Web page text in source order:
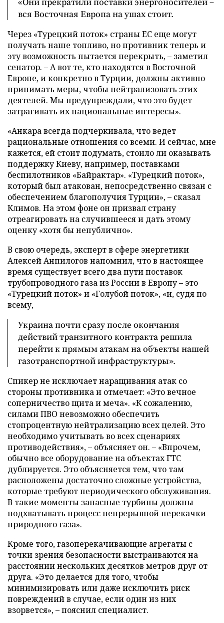
вся Восточная Европа на ушах стоит.
Через «Турецкий поток» страны ЕС еще могут
получать наше топливо, но противник теперь и
эту возможность пытается перекрыть, – заметил
сенатор. – А вот те, кто находятся в Восточной
Европе, и конкретно в Турции, должны активно
принимать меры, чтобы нейтрализовать этих
деятелей. Мы предупреждали, что это будет
затрагивать их национальные интересы».
«Анкара всегда подчеркивала, что ведет
рациональные отношения со всеми. И сейчас, мне
кажется, ей стоит подумать, стоило ли оказывать
поддержку Киеву, например, поставками
беспилотников «Байрактар». «Турецкий поток»,
который был атакован, непосредственно связан с
обеспечением благополучия Турции», – сказал
Климов. На этом фоне он призвал страну
отреагировать на случившееся и дать этому
оценку «хотя бы непублично».
В свою очередь, эксперт в сфере энергетики
Алексей Анпилогов напомнил, что в настоящее
время существует всего два пути поставок
трубопроводного газа из России в Европу – это
«Турецкий поток» и «Голубой поток», «и, судя по
всему,
Украина почти сразу после окончания
действий транзитного контракта решила
перейти к прямым атакам на объекты нашей
газотранспортной инфраструктуры».
Спикер не исключает наращивания атак со
стороны противника и отмечает: «Это вечное
соперничество щита и меча». «К сожалению,
силами ПВО невозможно обеспечить
стопроцентную нейтрализацию всех целей. Это
необходимо учитывать во всех сценариях
противодействия», – объясняет он. – «Впрочем,
обычно все оборудование на объектах ГТС
дублируется. Это объясняется тем, что там
расположены достаточно сложные устройства,
которые требуют периодического обслуживания.
В такие моменты запасные турбины должны
подхватывать процесс непрерывной перекачки
природного газа».
Кроме того, газоперекачивающие агрегаты с
точки зрения безопасности выстраиваются на
расстоянии нескольких десятков метров друг от
друга. «Это делается для того, чтобы
минимизировать или даже исключить риск
повреждений в случае, если один из них
взорвется», – пояснил специалист.